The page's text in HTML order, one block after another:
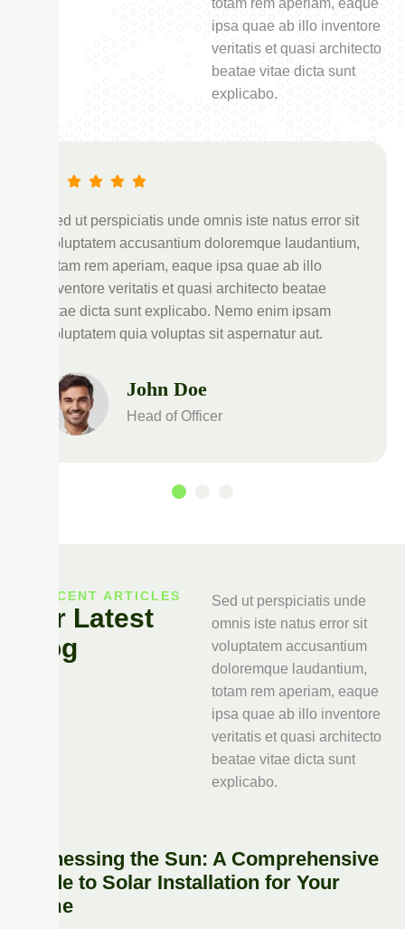
ipsa quae ab illo inventore
veritatis et quasi architecto
beatae vitae dicta sunt
explicabo.
Sed ut perspiciatis unde omnis iste natus error sit
voluptatem accusantium doloremque laudantium,
totam rem aperiam, eaque ipsa quae ab illo
inventore veritatis et quasi architecto beatae
vitae dicta sunt explicabo. Nemo enim ipsam
voluptatem quia voluptas sit aspernatur aut.
John Doe
Head of Officer
RECENT ARTICLES
Our Latest
Blog
Sed ut perspiciatis unde
omnis iste natus error sit
voluptatem accusantium
doloremque laudantium,
totam rem aperiam, eaque
ipsa quae ab illo inventore
veritatis et quasi architecto
beatae vitae dicta sunt
explicabo.
Harnessing the Sun: A Comprehensive
Guide to Solar Installation for Your
Home